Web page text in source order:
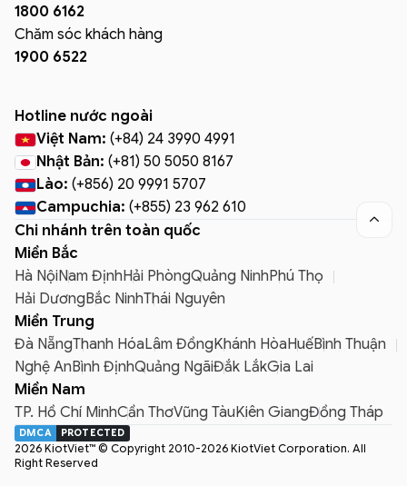
1800 6162
Chăm sóc khách hàng
1900 6522
Hotline nước ngoài
Việt Nam: (+84) 24 3990 4991
Nhật Bản: (+81) 50 5050 8167
Lào: (+856) 20 9991 5707
Campuchia: (+855) 23 962 610

Chi nhánh trên toàn quốc
Miền Bắc
Hà NộiNam ĐịnhHải PhòngQuảng NinhPhú Thọ
Hải DươngBắc NinhThái Nguyên
Miền Trung
Đà NẵngThanh HóaLâm ĐồngKhánh HòaHuếBình Thuận
Nghệ AnBình ĐịnhQuảng NgãiĐắk LắkGia Lai
Miền Nam
TP. Hồ Chí MinhCần ThơVũng TàuKiên GiangĐồng Tháp
DMCA PROTECTED
2026 KiotViet™ © Copyright 2010-2026 KiotViet Corporation. All
Right Reserved